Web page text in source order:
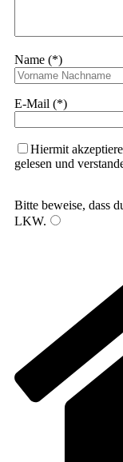
Name (*)
E-Mail (*)
Hiermit
gelesen und
Bitte beweise, dass
LKW.